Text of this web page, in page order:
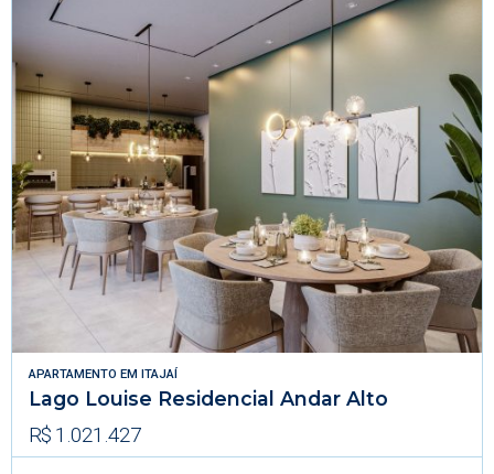
APARTAMENTO EM ITAJAÍ
Lago Louise Residencial Andar Alto
R$ 1.021.427